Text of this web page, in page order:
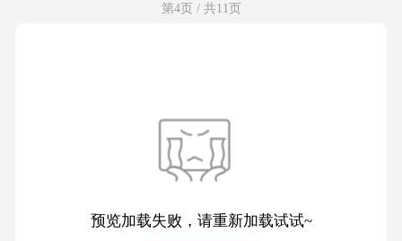
第4页 / 共11页
预览加载失败，请重新加载试试~